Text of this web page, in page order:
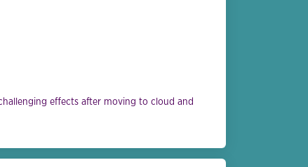
effects after moving to cloud and